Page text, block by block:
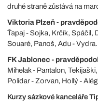
druhé straně zůstává na
Viktoria Plzeň -
Ťapaj - Sojka, Krčík, Spáčil,
Souaré, Panoš, Adu - Vydra.
FK Jablonec -
Mihelak - Pantalon,
Polidar - Zorvan, Hollý -
Kurzy sázkové kanceláře